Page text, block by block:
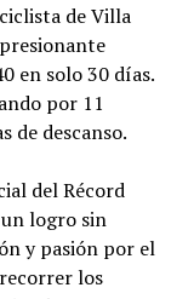
de Villa
en solo 30 días.
por 11
de descanso.
del Récord
un logro sin
y pasión por el
los